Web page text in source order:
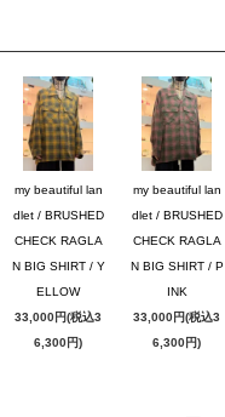
my beautiful lan
dlet / BRUSHED
CHECK RAGLA
N BIG SHIRT / Y
ELLOW
33,000円(税込3
6,300円)
my beautiful lan
dlet / BRUSHED
CHECK RAGLA
N BIG SHIRT / P
INK
33,000円(税込3
6,300円)